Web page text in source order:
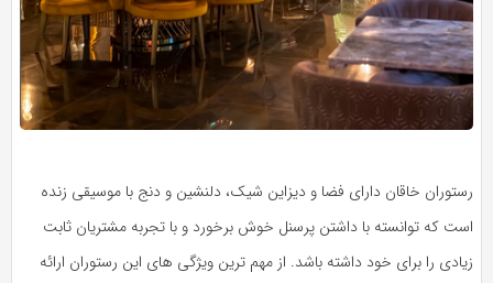
رستوران خاقان دارای فضا و دیزاین شیک، دلنشین و دنج با موسیقی زنده
است که توانسته با داشتن پرسنل خوش برخورد و با تجربه مشتریان ثابت
زیادی را برای خود داشته باشد. از مهم ترین ویژگی های این رستوران ارائه